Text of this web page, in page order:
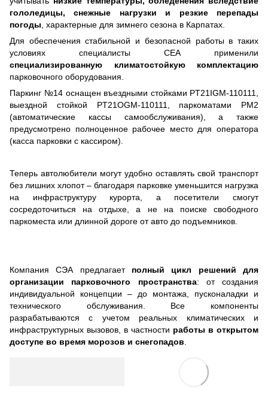
гололедицы, снежные нагрузки и резкие перепады
погоды, характерные для зимнего сезона в Карпатах.
Для обеспечения стабильной и безопасной работы в таких
условиях специалисты СЕА применили
специализированную климатостойкую комплектацию
парковочного оборудования.
Паркинг №14 оснащен въездными стойками PT21IGM-110111,
выездной стойкой PT21OGM-110111, паркоматами РМ2
(автоматические кассы самообслуживания), а также
предусмотрено полноценное рабочее место для оператора
(касса парковки с кассиром).
Теперь автолюбители могут удобно оставлять свой транспорт
без лишних хлопот – благодаря парковке уменьшится нагрузка
на инфраструктуру курорта, а посетители смогут
сосредоточиться на отдыхе, а не на поиске свободного
паркоместа или длинной дороге от авто до подъемников.
Компания СЭА предлагает полный цикл решений для
организации парковочного пространства: от создания
индивидуальной концепции – до монтажа, пусконаладки и
технического обслуживания. Все компоненты
разрабатываются с учетом реальных климатических и
инфраструктурных вызовов, в частности работы в открытом
доступе во время морозов и снегопадов.